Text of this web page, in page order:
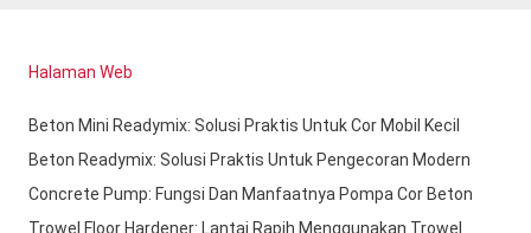
Halaman Web
Beton Mini Readymix: Solusi Praktis Untuk Cor Mobil Kecil
Beton Readymix: Solusi Praktis Untuk Pengecoran Modern
Concrete Pump: Fungsi Dan Manfaatnya Pompa Cor Beton
Trowel Floor Hardener: Lantai Rapih Menggunakan Trowel